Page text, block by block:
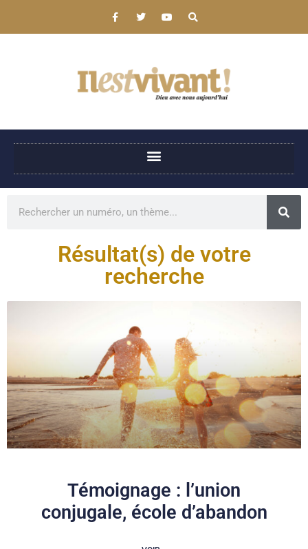
Résultat(s) de votre
recherche
Témoignage : l’union
conjugale, école d’abandon